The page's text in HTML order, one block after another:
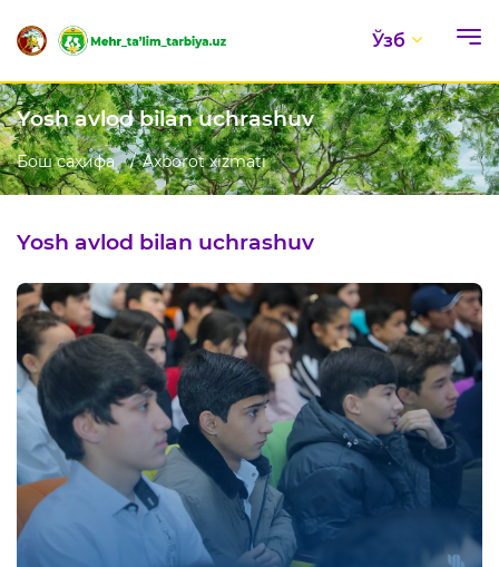
Ўзб
Yosh avlod bilan uchrashuv
Бош саҳифа Axborot xizmati
Yosh avlod bilan uchrashuv